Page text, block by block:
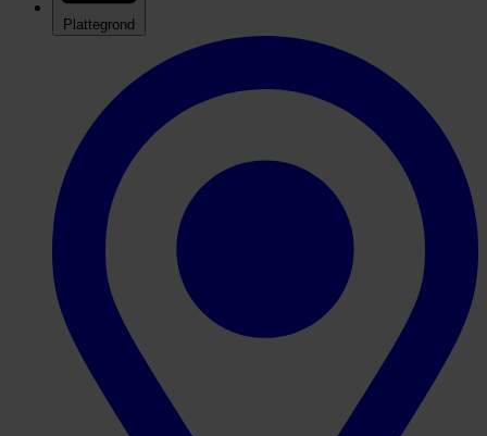
Plattegrond